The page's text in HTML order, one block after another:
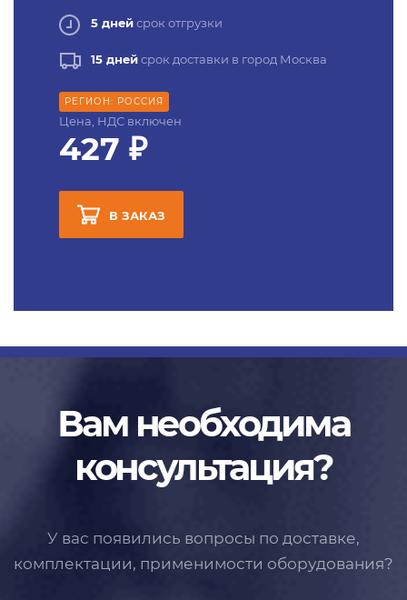
5 днейсрок отгрузки
15 днейсрок доставки в город Москва
РЕГИОН: РОССИЯ
Цена, НДС включен
427 ₽
В ЗАКАЗ
Вам необходима
консультация?
У вас появились вопросы по доставке,
комплектации, применимости оборудования?